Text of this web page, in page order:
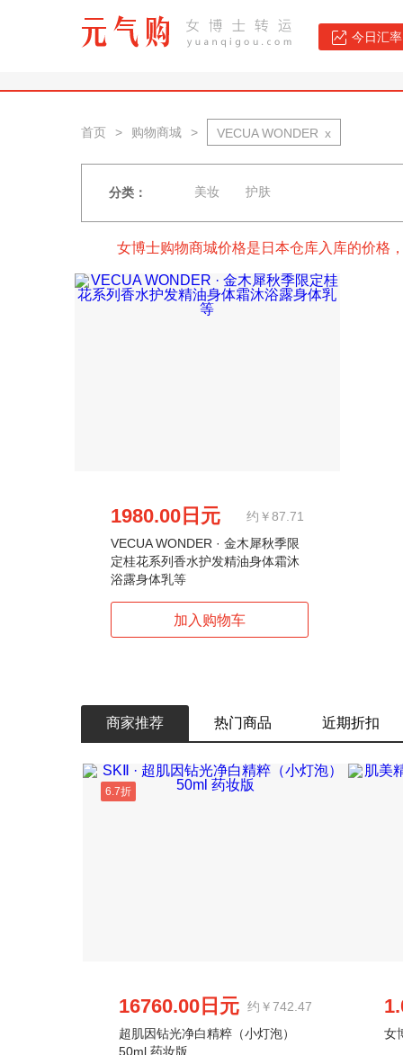
今日汇
首页 > 购物商城 > VECUA WONDER x
分类： 美妆 护肤
女博士购物商城价格是日本仓库入库的价格
1980.00日元
约￥87.71
VECUA WONDER · 金木犀秋季限
定桂花系列香水护发精油身体霜沐
浴露身体乳等
商家推荐 热门商品 近期折扣
6.7折
16760.00日元 约￥742.47
超肌因钻光净白精粹（小灯泡）
50ml 药妆版
女